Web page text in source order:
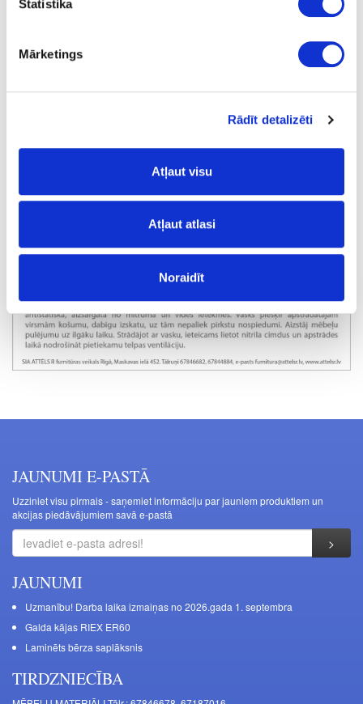
Statistika
Mārketings
Rādīt detalizēti
Atļaut visu
Atļaut atlasi
Noraidīt
JAUNUMI E-PASTĀ
Uzziniet visu pirmais - saņemiet informāciju par jauniem produktiem un
akcijas piedāvājumiem savā e-pastā
JAUNUMI
Uzmanību! Darba laika izmaiņas no 2026.gada 1. septembra
Galda kājas RIEX ER60
Laminēts bērza saplāksnis
TIRDZNIECĪBA